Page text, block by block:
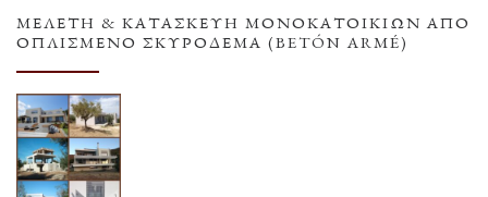
ΜΕΛΕΤΗ & ΚΑΤΑΣΚΕΥΗ ΜΟΝΟΚΑΤΟΙΚΙΩΝ ΑΠΟ
ΟΠΛΙΣΜΕΝΟ ΣΚΥΡΟΔΕΜΑ (BETÓN ARMÉ)